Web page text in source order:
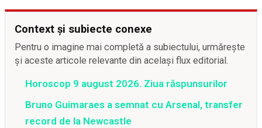
Context și subiecte conexe
Pentru o imagine mai completă a subiectului, urmărește
și aceste articole relevante din același flux editorial.
Horoscop 9 august 2026. Ziua răspunsurilor
Bruno Guimaraes a semnat cu Arsenal, transfer
record de la Newcastle